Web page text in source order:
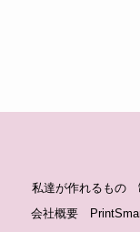
私達が作れるもの
会社概要